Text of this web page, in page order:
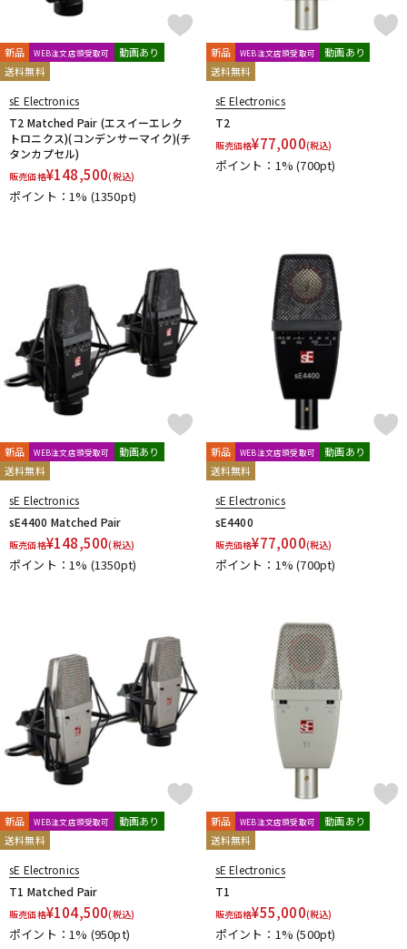
新品 WEB注文店頭受取可
動画あり
送料無料
sE Electronics
T2 Matched Pair (エスイーエレク
トロニクス)(コンデンサーマイク)(チ
タンカプセル)
販売価格¥148,500(税込)
ポイント：1% (1350pt)
新品 WEB注文店頭受取可
動画あり
送料無料
sE Electronics
T2
販売価格¥77,000(税込)
ポイント：1%(700pt)
新品 WEB注文店頭受取可
動画あり
送料無料
sE Electronics
sE4400 Matched Pair
販売価格¥148,500(税込)
ポイント：1% (1350pt)
新品 WEB注文店頭受取可
動画あり
送料無料
sE Electronics
sE4400
販売価格¥77,000(税込)
ポイント：1%(700pt)
新品 WEB注文店頭受取可
動画あり
送料無料
sE Electronics
T1 Matched Pair
販売価格¥104,500(税込)
ポイント：1% (950pt)
新品 WEB注文店頭受取可
動画あり
送料無料
sE Electronics
T1
販売価格¥55,000(税込)
ポイント：1%(500pt)